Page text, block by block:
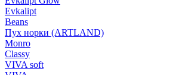
Evkalipt
Beans
Пух норки (ARTLAND)
Monro
Classy
VIVA soft